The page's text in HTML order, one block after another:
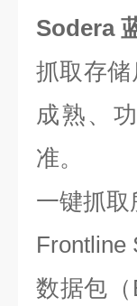
Sodera
抓取存
成熟、
准。
一键抓
Frontline
数据包